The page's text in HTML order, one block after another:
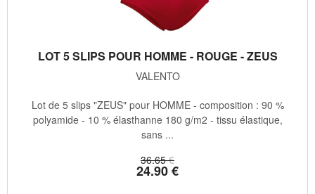
LOT 5 SLIPS POUR HOMME - ROUGE - ZEUS
VALENTO
36.65 €
24.90€
Lot de 5 slips "ZEUS" pour HOMME - composition : 90 %
polyamide - 10 % élasthanne 180 g/m2 - tissu élastique,
sans ...